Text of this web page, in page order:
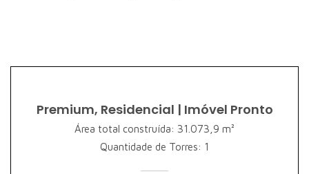
Premium, Residencial | Imóvel Pronto
Área total construída: 31.073,9 m²
Quantidade de Torres: 1